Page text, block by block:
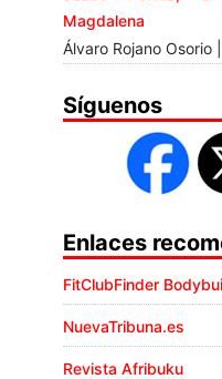
Magdalena
Álvaro Rojano Osorio
Síguenos
Enlaces
FitClubFinder
NuevaTribuna.es
Revista Afribuku